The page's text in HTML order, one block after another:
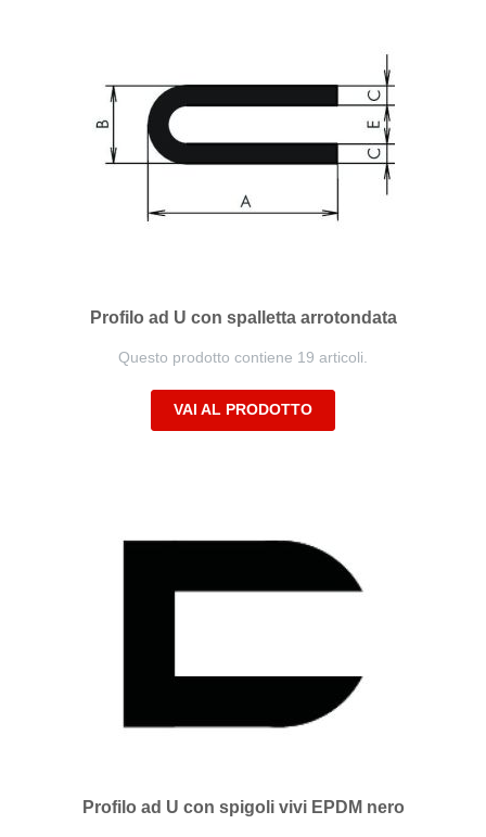
Profilo ad U con spalletta arrotondata
Questo prodotto contiene 19 articoli.
VAI AL PRODOTTO
Profilo ad U con spigoli vivi EPDM nero